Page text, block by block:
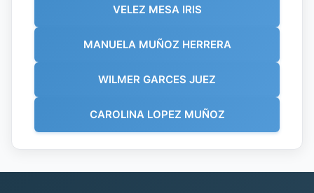
VELEZ MESA IRIS
MANUELA MUÑOZ HERRERA
WILMER GARCES JUEZ
CAROLINA LOPEZ MUÑOZ